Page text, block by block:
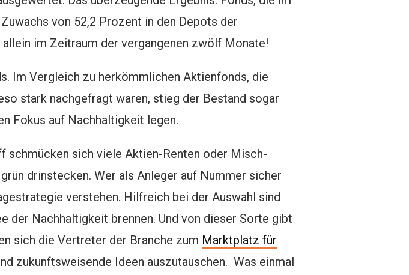
von 52,2 Prozent in den Depots der
allein im Zeitraum der vergangenen zwölf Monate!
Im Vergleich zu herkömmlichen Aktienfonds, die
stark nachgefragt waren, stieg der Bestand sogar
Fokus auf Nachhaltigkeit legen.
schmücken sich viele Aktien-Renten oder Misch-
drinstecken. Wer als Anleger auf Nummer sicher
verstehen. Hilfreich bei der Auswahl sind
der Nachhaltigkeit brennen. Und von dieser Sorte gibt
sich die Vertreter der Branche zum Marktplatz für
zukunftsweisende Ideen auszutauschen. Was einmal